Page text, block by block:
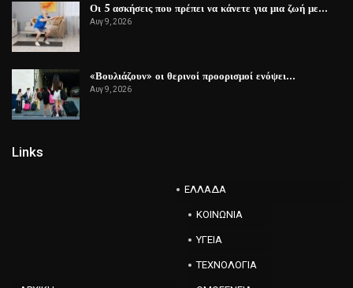
Οι 5 ασκήσεις που πρέπει να κάνετε για μια ζωή με…
Αυγ 9, 2026
«Βουλιάζουν» οι θερινοί προορισμοί ενόψει…
Αυγ 9, 2026
Links
ΕΛΛΑΔΑ
ΚΟΙΝΩΝΙΑ
ΥΓΕΙΑ
ΤΕΧΝΟΛΟΓΙΑ